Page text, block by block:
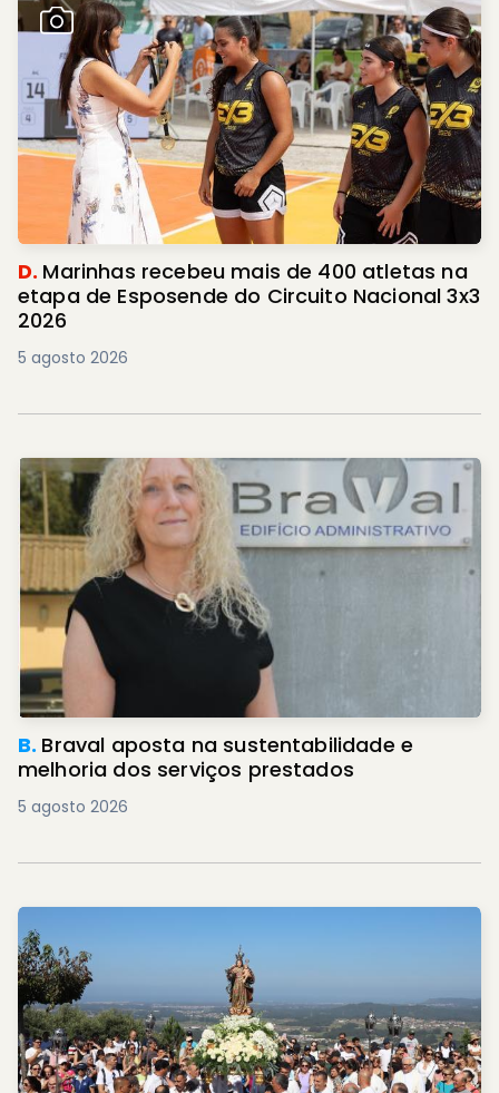
D. Marinhas recebeu mais de 400 atletas na
etapa de Esposende do Circuito Nacional 3x3
2026
5 agosto 2026
B. Braval aposta na sustentabilidade e
melhoria dos serviços prestados
5 agosto 2026